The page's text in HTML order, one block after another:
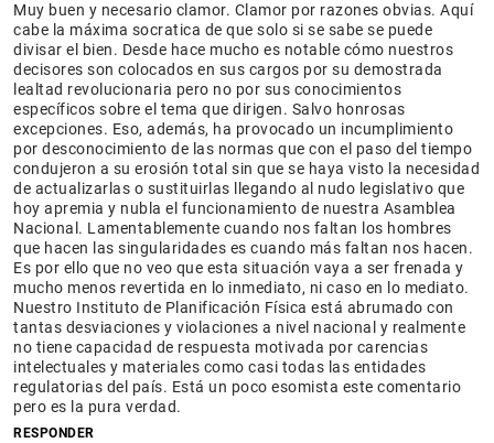
Muy buen y necesario clamor. Clamor por razones obvias. Aquí
cabe la máxima socratica de que solo si se sabe se puede
divisar el bien. Desde hace mucho es notable cómo nuestros
decisores son colocados en sus cargos por su demostrada
lealtad revolucionaria pero no por sus conocimientos
específicos sobre el tema que dirigen. Salvo honrosas
excepciones. Eso, además, ha provocado un incumplimiento
por desconocimiento de las normas que con el paso del tiempo
condujeron a su erosión total sin que se haya visto la necesidad
de actualizarlas o sustituirlas llegando al nudo legislativo que
hoy apremia y nubla el funcionamiento de nuestra Asamblea
Nacional. Lamentablemente cuando nos faltan los hombres
que hacen las singularidades es cuando más faltan nos hacen.
Es por ello que no veo que esta situación vaya a ser frenada y
mucho menos revertida en lo inmediato, ni caso en lo mediato.
Nuestro Instituto de Planificación Física está abrumado con
tantas desviaciones y violaciones a nivel nacional y realmente
no tiene capacidad de respuesta motivada por carencias
intelectuales y materiales como casi todas las entidades
regulatorias del país. Está un poco esomista este comentario
pero es la pura verdad.
RESPONDER